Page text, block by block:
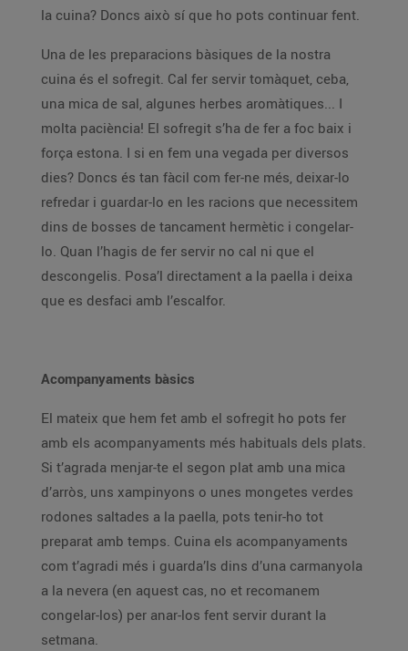
la cuina? Doncs això sí que ho pots continuar fent.
Una de les preparacions bàsiques de la nostra
cuina és el sofregit. Cal fer servir tomàquet, ceba,
una mica de sal, algunes herbes aromàtiques... I
molta paciència! El sofregit s’ha de fer a foc baix i
força estona. I si en fem una vegada per diversos
dies? Doncs és tan fàcil com fer-ne més, deixar-lo
refredar i guardar-lo en les racions que necessitem
dins de bosses de tancament hermètic i congelar-
lo. Quan l’hagis de fer servir no cal ni que el
descongelis. Posa’l directament a la paella i deixa
que es desfaci amb l’escalfor.
Acompanyaments bàsics
El mateix que hem fet amb el sofregit ho pots fer
amb els acompanyaments més habituals dels plats.
Si t’agrada menjar-te el segon plat amb una mica
d’arròs, uns xampinyons o unes mongetes verdes
rodones saltades a la paella, pots tenir-ho tot
preparat amb temps. Cuina els acompanyaments
com t’agradi més i guarda’ls dins d’una carmanyola
a la nevera (en aquest cas, no et recomanem
congelar-los) per anar-los fent servir durant la
setmana.